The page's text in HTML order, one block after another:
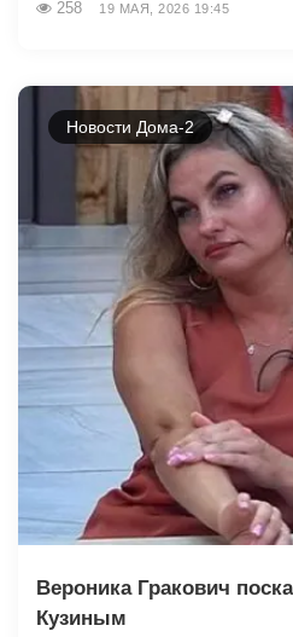
258 19 МАЯ, 2026 19:45
Новости Дома-2
Вероника Гракович
Кузиным